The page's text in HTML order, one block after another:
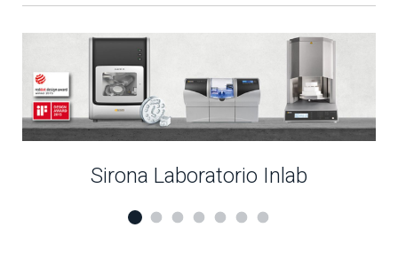
Sirona Laboratorio Inlab